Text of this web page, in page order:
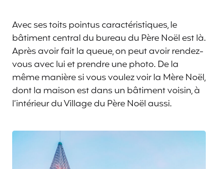
Avec ses toits pointus caractéristiques, le
bâtiment central du bureau du Père Noël est là.
Après avoir fait la queue, on peut avoir rendez-
vous avec lui et prendre une photo. De la
même manière si vous voulez voir la Mère Noël,
dont la maison est dans un bâtiment voisin, à
l’intérieur du Village du Père Noël aussi.